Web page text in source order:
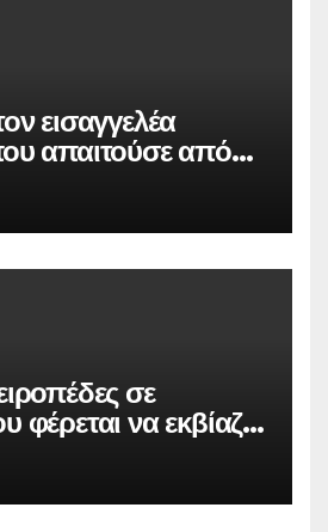
εισαγγελέα
απαιτούσε από
80.000 ευρώ για
σε
σε
φέρεται να εκβίαζε
να «θάψει»
– Η παγίδα
η ΕΛ.ΑΣ.